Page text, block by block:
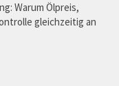
Warum Ölpreis,
gleichzeitig an